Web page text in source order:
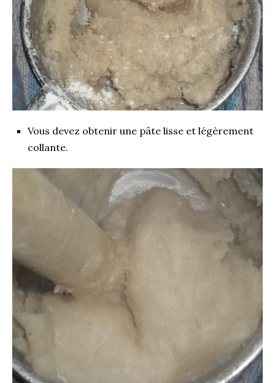
Vous devez obtenir une pâte lisse et légèrement
collante.